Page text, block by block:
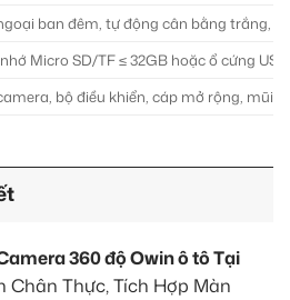
ban đêm, tự động cân bằng trắng,
Micro SD/TF ≤ 32GB hoặc ổ cứng
bộ điều khiển, cáp mở rộng, mũi
360 độ Owin ô tô Tại
Chân Thực, Tích Hợp Màn